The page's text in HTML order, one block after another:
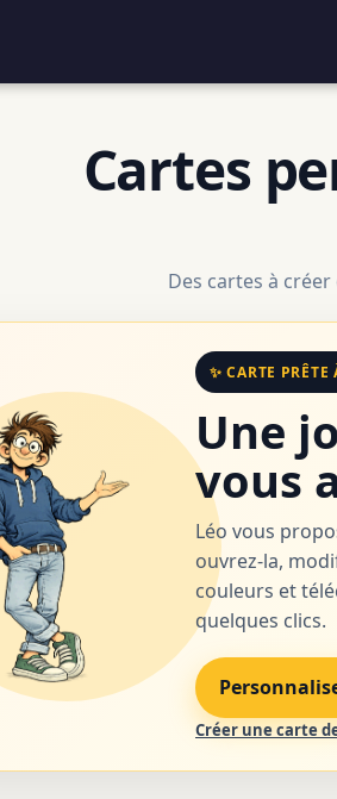
Cartes
Des cartes à
✨ CARTE
Une
vous
Léo vous
ouvrez-la,
couleurs et
quelques clics.
Créer une carte